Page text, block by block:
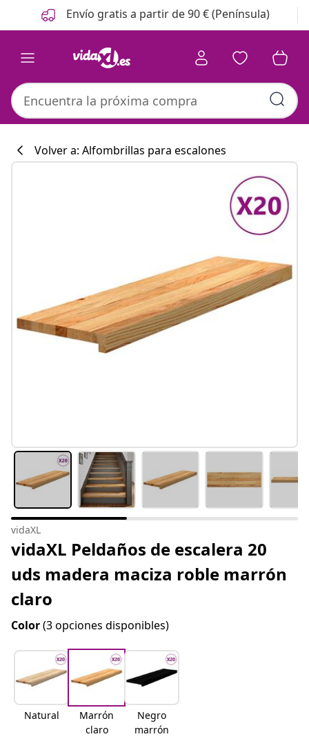
Anterior
Siguiente Envío gratis a partir de 90 € (Península)
Colección de
Volver a: Alfombrillas para escalones
vidaXL
vidaXL Peldaños de escalera 20
uds madera maciza roble marrón
claro
Color(3 opciones disponibles)
Natural
Marrón
claro
Negro
marrón